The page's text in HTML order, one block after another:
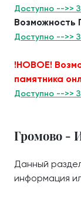
Доступно -->>
Возможность
Доступно -->>
!НОВОЕ!
памятника
Доступно -->>
Громово -
Данный
информация